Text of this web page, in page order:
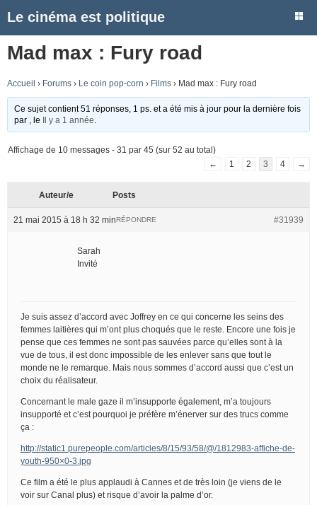
Le cinéma est politique
Mad max : Fury road
Accueil › Forums › Le coin pop-corn › Films › Mad max : Fury road
Ce sujet contient 51 réponses, 1 ps. et a été mis à jour pour la dernière fois
par
, le Il y a 1 année
Affichage de 10 messages - 31 par 45 (sur 52 au total)
←
1 2 3 4 →
Auteur/e Posts
21 mai 2015 à 18 h 32 min #31939
RÉPONDRE
Sarah
Invité
Je suis assez d’accord avec Joffrey en ce qui concerne les seins des
femmes laitières qui m’ont plus choqués que le reste. Encore une fois je
pense que ces femmes ne sont pas sauvées parce qu’elles sont à la
vue de tous, il est donc impossible de les enlever sans que tout le
monde ne le remarque. Mais nous sommes d’accord aussi que c’est un
choix du réalisateur.
Concernant le male gaze il m’insupporte également, m’a toujours
insupporté et c’est pourquoi je préfère m’énerver sur des trucs comme
ça :
http://static1.purepeople.com/articles/8/15/93/58/@/1812983-affiche-de-
youth-950×0-3.jpg
Ce film a été le plus applaudi à Cannes et de très loin (je viens de le
voir sur Canal plus) et risque d’avoir la palme d’or.